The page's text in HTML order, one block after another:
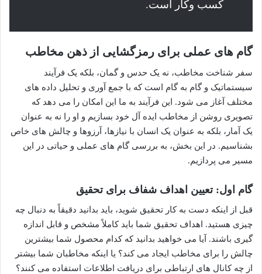
کسب وکار است.
گام های عملی برای رمزگشایی از ذهن مخاطب
سفر شناخت مخاطب، نه یک حدس و گمان، بلکه یک فرآیند
سیستماتیک و گام به گام است که با جمع آوری و تحلیل داده های
مختلف آغاز می شود. این فرآیند به ما این امکان را می دهد که
تصویری روشن از مخاطب ایده آل خود بسازیم و او را نه به عنوان
یک آمار، بلکه به عنوان یک انسان با نیازها، آرزوها و چالش های خاص
بشناسیم. در این بخش، به بررسی گام های عملی و حیاتی در این
مسیر می پردازیم.
گام اول: تعیین اهداف شفاف برای تحقیق
قبل از اینکه دست به کار تحقیق شوید، باید بدانید دقیقاً به دنبال چه
چیزی هستید. اهداف تحقیق شما باید کاملاً مشخص و قابل اندازه
گیری باشند. آیا می خواهید بدانید که کدام محصول شما بیشترین
چالش را برای مخاطب ایجاد می کند؟ یا اینکه مخاطبان شما بیشتر
از چه کانال های ارتباطی برای دریافت اطلاعات استفاده می کنند؟